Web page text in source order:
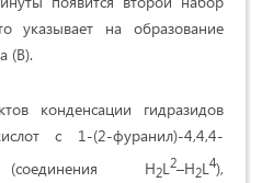
указывает на образование
(B).
конденсации гидразидов
с 1-(2-фуранил)-4,4,4-
(соединения H2L 2–H2L 4),